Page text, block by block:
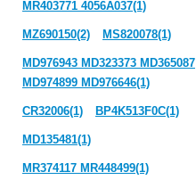
MR403771 4056A037(1)
MZ690150(2) MS820078(1)
MD976943 MD323373 MD365087
MD974899 MD976646(1)
CR32006(1) BP4K513F0C(1)
MD135481(1)
MR374117 MR448499(1)